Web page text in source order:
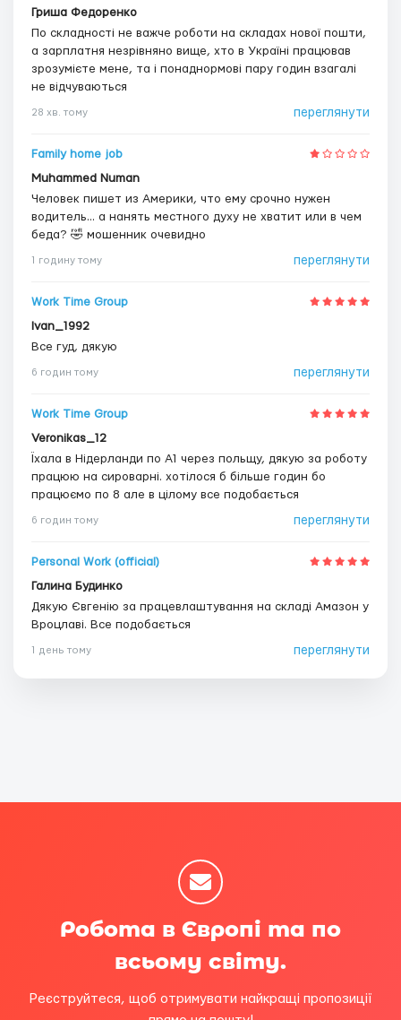
Гриша Федоренко
По складності не важче роботи на складах нової пошти,
а зарплатня незрівняно вище, хто в Україні працював
зрозумієте мене, та і понаднормові пару годин взагалі
не відчуваються
28 хв. тому переглянути
Family home job
Muhammed Numan
Человек пишет из Америки, что ему срочно нужен
водитель... а нанять местного духу не хватит или в чем
беда? 🤣 мошенник очевидно
1 годину тому переглянути
Work Time Group
Ivan_1992
Все гуд, дякую
6 годин тому переглянути
Work Time Group
Veronikas_12
Їхала в Нідерланди по А1 через польщу, дякую за роботу
працюю на сироварні. хотілося б більше годин бо
працюємо по 8 але в цілому все подобається
6 годин тому переглянути
Personal Work (official)
Галина Будинко
Дякую Євгенію за працевлаштування на складі Амазон у
Вроцлаві. Все подобається
1 день тому переглянути
Робота в Європі та по
всьому світу.
Реєструйтеся, щоб отримувати найкращі пропозиції